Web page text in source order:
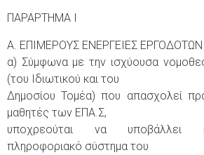
ΠΑΡΑΡΤΗΜΑ Ι
Α. ΕΠΙΜΕΡΟΥΣ ΕΝΕΡΓΕΙΕΣ ΕΡΓΟΔΟΤΩΝ
α) Σύμφωνα με την ισχύουσα
(του Ιδιωτικού και του
Δημοσίου Τομέα) που απασχολεί
μαθητές των ΕΠΑ.Σ,
υποχρεούται να υποβάλλει
πληροφοριακό σύστημα του